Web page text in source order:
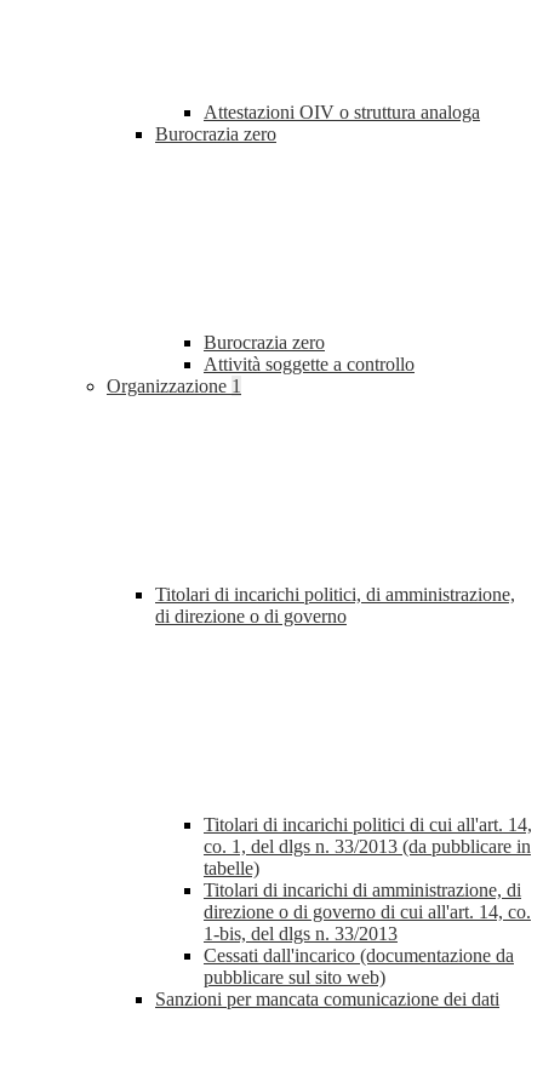
Attestazioni OIV o struttura analoga
Burocrazia zero
Burocrazia zero
Attività soggette a controllo
Organizzazione 1
Titolari di incarichi politici, di amministrazione,
di direzione o di governo
Titolari di incarichi politici di cui all'art. 14,
co. 1, del dlgs n. 33/2013 (da pubblicare in
tabelle)
Titolari di incarichi di amministrazione, di
direzione o di governo di cui all'art. 14, co.
1-bis, del dlgs n. 33/2013
Cessati dall'incarico (documentazione da
pubblicare sul sito web)
Sanzioni per mancata comunicazione dei dati